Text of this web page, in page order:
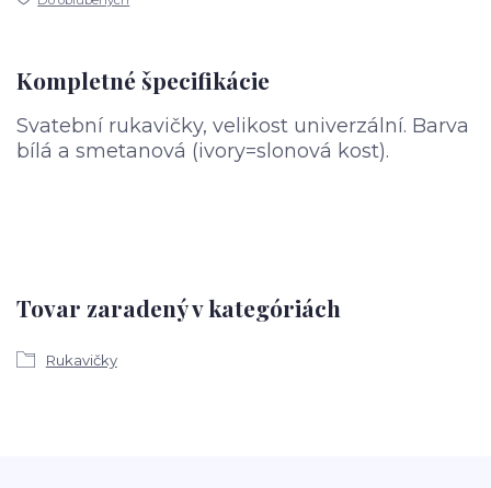
Kompletné špecifikácie
Svatební rukavičky, velikost univerzální. Barva
bílá a smetanová (ivory=slonová kost).
Tovar zaradený v kategóriách
Rukavičky